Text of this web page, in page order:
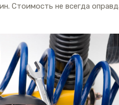
Стоимость не всегда